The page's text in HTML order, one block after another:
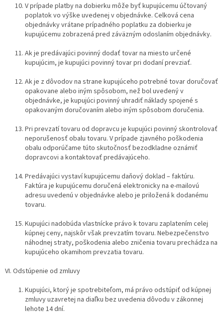
V prípade platby na dobierku môže byť kupujúcemu účtovaný
poplatok vo výške uvedenej v objednávke. Celková cena
objednávky vrátane prípadného poplatku za dobierku je
kupujúcemu zobrazená pred záväzným odoslaním objednávky.
Ak je predávajúci povinný dodať tovar na miesto určené
kupujúcim, je kupujúci povinný tovar pri dodaní prevziať.
Ak je z dôvodov na strane kupujúceho potrebné tovar doručovať
opakovane alebo iným spôsobom, než bol uvedený v
objednávke, je kupujúci povinný uhradiť náklady spojené s
opakovaným doručovaním alebo iným spôsobom doručenia.
Pri prevzatí tovaru od dopravcu je kupujúci povinný skontrolovať
neporušenosť obalu tovaru. V prípade zjavného poškodenia
obalu odporúčame túto skutočnosť bezodkladne oznámiť
dopravcovi a kontaktovať predávajúceho.
Predávajúci vystaví kupujúcemu daňový doklad – faktúru.
Faktúra je kupujúcemu doručená elektronicky na e-mailovú
adresu uvedenú v objednávke alebo je priložená k dodanému
tovaru.
Kupujúci nadobúda vlastnícke právo k tovaru zaplatením celej
kúpnej ceny, najskôr však prevzatím tovaru. Nebezpečenstvo
náhodnej straty, poškodenia alebo zničenia tovaru prechádza na
kupujúceho okamihom prevzatia tovaru.
VI. Odstúpenie od zmluvy
Kupujúci, ktorý je spotrebiteľom, má právo odstúpiť od kúpnej
zmluvy uzavretej na diaľku bez uvedenia dôvodu v zákonnej
lehote 14 dní.